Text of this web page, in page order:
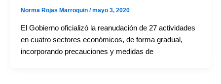
Norma Rojas Marroquin /mayo 3, 2020
El Gobierno oficializó la reanudación de 27 actividades
en cuatro sectores económicos, de forma gradual,
incorporando precauciones y medidas de